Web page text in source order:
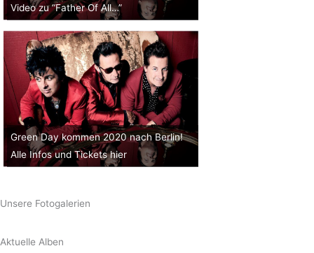
Video zu “Father Of All…”
Green Day kommen 2020 nach Berlin!
Alle Infos und Tickets hier
Unsere Fotogalerien
Aktuelle Alben